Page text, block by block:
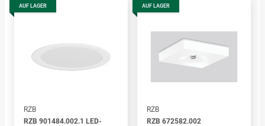
AUF LAGER
RZB
RZB 901484.002.1 LED-
AUF LAGER
RZB
RZB 672582.002